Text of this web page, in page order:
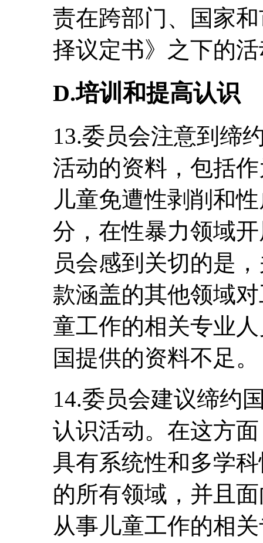
责在跨部门、国家
择议定书》之下的
D.培训和提高认识
13.委员会注意到缔
活动的资料，包括
儿童免遭性剥削和
分，在性暴力领域
员会感到关切的是
款涵盖的其他领域
童工作的相关专业
国提供的资料不足。
14.委员会建议缔约
认识活动。在这方
具有系统性和多学
的所有领域，并且
从事儿童工作的相